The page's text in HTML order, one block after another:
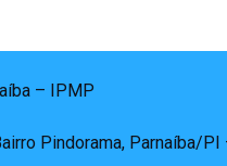
– IPMP
Pindorama, Parnaíba/PI